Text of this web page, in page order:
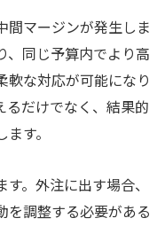
間マージンが発生しま
、同じ予算内でより高
軟な対応が可能になり
るだけでなく、結果的
す。
。外注に出す場合、
を調整する必要がある